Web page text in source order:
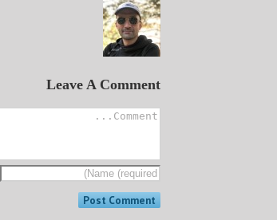
Leave A Comment